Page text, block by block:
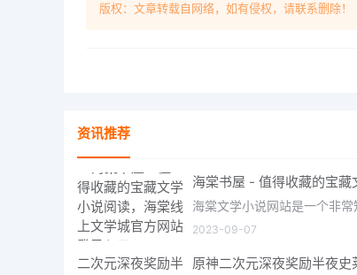
版权：文章转载自网络，如有侵权，请联系删除！
资讯推荐
2023-09-07
原神二次元深夜奖励半夜史